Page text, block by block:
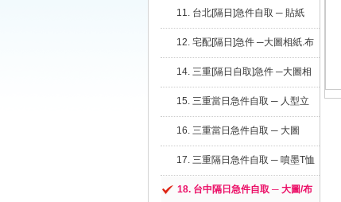
11. 台北[隔日]急件自取 ─ 貼紙
12. 宅配[隔日]急件 ─大圖相紙.布
14. 三重[隔日自取]急件 ─大圖相
15. 三重當日急件自取 ─ 人型立
16. 三重當日急件自取 ─ 大圖
17. 三重隔日急件自取 ─ 噴墨T恤
18. 台中隔日急件自取 ─ 大圖/布